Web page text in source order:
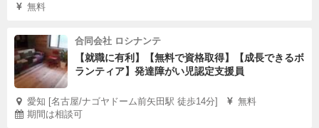
無料
合同会社 ロシナンテ
【就職に有利】【無料で資格取得】【成長できるボ
ランティア】発達障がい児認定支援員
愛知 [名古屋/ナゴヤドーム前矢田駅 徒歩14分]
無料
期間は相談可